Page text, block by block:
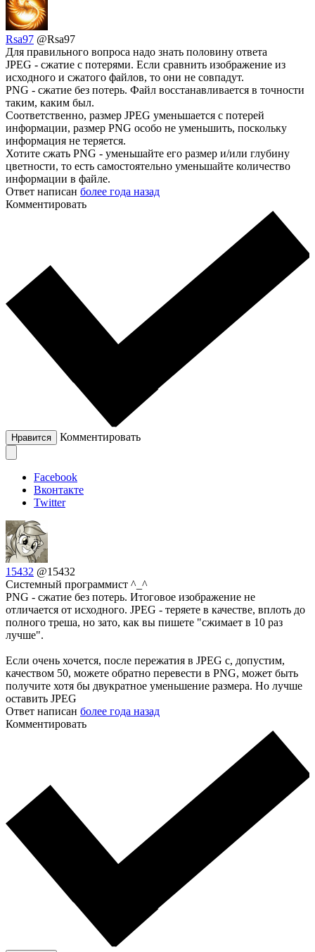
Rsa97 @Rsa97
Для правильного вопроса надо знать половину ответа
JPEG - сжатие с потерями. Если сравнить изображение из
исходного и сжатого файлов, то они не совпадут.
PNG - сжатие без потерь. Файл восстанавливается в точности
таким, каким был.
Соответственно, размер JPEG уменьшается с потерей
информации, размер PNG особо не уменьшить, поскольку
информация не теряется.
Хотите сжать PNG - уменьшайте его размер и/или глубину
цветности, то есть самостоятельно уменьшайте количество
информации в файле.
Ответ написан более года назад
Комментировать
Нравится Комментировать
Facebook
Вконтакте
Twitter
15432 @15432
Системный программист ^_^
PNG - сжатие без потерь. Итоговое изображение не
отличается от исходного. JPEG - теряете в качестве, вплоть до
полного треша, но зато, как вы пишете "сжимает в 10 раз
лучше".
Если очень хочется, после пережатия в JPEG с, допустим,
качеством 50, можете обратно перевести в PNG, может быть
получите хотя бы двукратное уменьшение размера. Но лучше
оставить JPEG
Ответ написан более года назад
Комментировать